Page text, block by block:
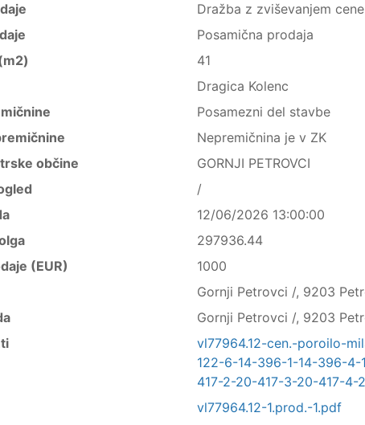
Dražba z zviševanjem cene
Posamična prodaja
41
Dragica Kolenc
Posamezni del stavbe
Nepremičnina je v ZK
občine
GORNJI PETROVCI
/
12/06/2026 13:00:00
297936.44
(EUR)
1000
Gornji Petrovci /, 9203
Gornji Petrovci /, 9203
vl77964.12-cen.-poroilo-
122-6-14-396-1-14-396-
417-2-20-417-3-20-417-4-
vl77964.12-1.prod.-1.pdf